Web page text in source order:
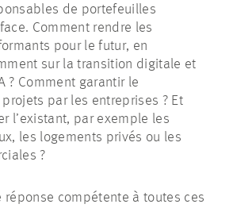
de portefeuilles
Comment rendre les
pour le futur, en
sur la transition digitale et
? Comment garantir le
par les entreprises ? Et
l’existant, par exemple les
les logements privés ou les
?
réponse compétente à toutes ces